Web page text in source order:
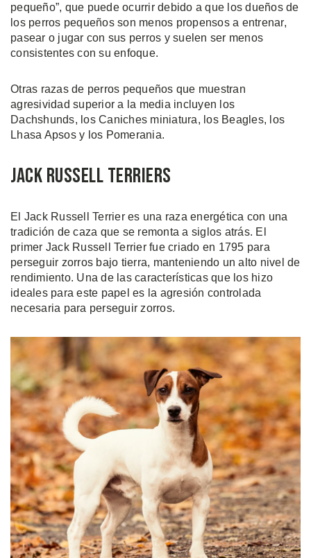
pequeño”, que puede ocurrir debido a que los dueños de
los perros pequeños son menos propensos a entrenar,
pasear o jugar con sus perros y suelen ser menos
consistentes con su enfoque.
Otras razas de perros pequeños que muestran
agresividad superior a la media incluyen los
Dachshunds, los Caniches miniatura, los Beagles, los
Lhasa Apsos y los Pomerania.
Jack Russell Terriers
El Jack Russell Terrier es una raza energética con una
tradición de caza que se remonta a siglos atrás. El
primer Jack Russell Terrier fue criado en 1795 para
perseguir zorros bajo tierra, manteniendo un alto nivel de
rendimiento. Una de las características que los hizo
ideales para este papel es la agresión controlada
necesaria para perseguir zorros.